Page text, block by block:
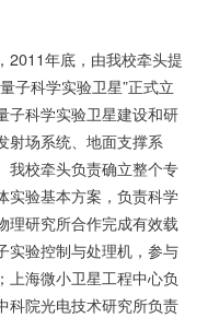
2011年底，由我校牵头提
子科学实验卫星”正式立
子科学实验卫星建设和研
射场系统、地面支撑系
我校牵头负责确立整个专
实验基本方案，负责科学
理研究所合作完成有效载
实验控制与处理机，参与
上海微小卫星工程中心负
科院光电技术研究所负责